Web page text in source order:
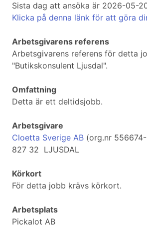
Sista dag att ansöka är 2026-05-
Klicka på denna länk för att göra
Arbetsgivarens referens
Arbetsgivarens referens för detta
"Butikskonsulent Ljusdal".
Omfattning
Detta är ett deltidsjobb.
Arbetsgivare
Cloetta Sverige AB (org.nr
827 32 LJUSDAL
Körkort
För detta jobb krävs körkort.
Arbetsplats
Pickalot AB